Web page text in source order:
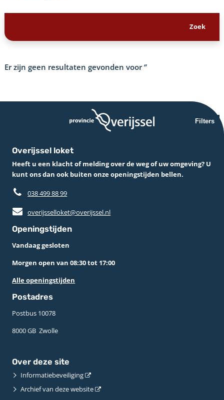
Er zijn geen resultaten gevonden voor‘’
Filters
Overijssel loket
Heeft u een klacht of melding over de weg of uw omgeving? U
kunt ons dan ook buiten onze openingstijden bellen.
038 499 88 99
overijsselloket@overijssel.nl
Openingstijden
Vandaag gesloten
Morgen open van 08:30 tot 17:00
Alle openingstijden
Postadres
Postbus 10078 ­
8000 GB ­ Zwolle
Over deze site
Informatiebeveiliging
Archief van deze website